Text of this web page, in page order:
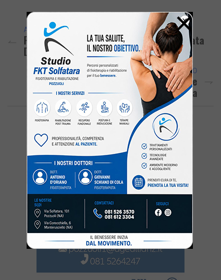
ARTICOLO PRECEDENTE
Pozzuoli Scende In Campo Per Carla: Serata
Di Beneficenza E Donazioni
ARTICOLO SUCCESSIVO
POZZUOLI/ Spaccio Di Cocaina Al Rione
Toiano: Arrestato Il Nipote Di Lady Usura
×